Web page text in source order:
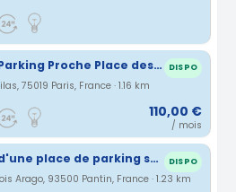
Location Parking Proche Place des Fêtes 75019 DISPO
75019 Paris, France · 1.16 km
110,00 €
/ mois
Location d'une place de parking sécurisée à Pantin DISPO
Arago, 93500 Pantin, France · 1.23 km